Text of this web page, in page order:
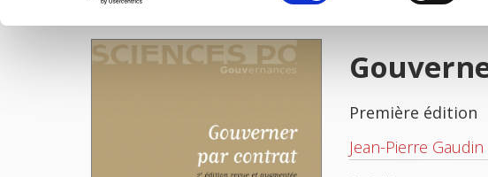
consentement
IMAGES
Première édition
Jean-Pierre Gaudin